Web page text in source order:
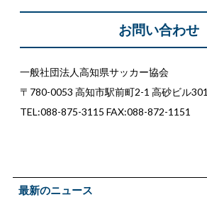
お問い合わせ
一般社団法人高知県サッカー協会
〒780-0053 高知市駅前町2-1 高砂ビル301
TEL:088-875-3115 FAX:088-872-1151
最新のニュース